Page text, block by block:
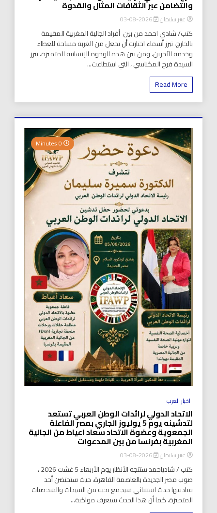
والتضامن عبر الثقافات المثال والقدوة
عبير سليمان 2026-08-03
كتب/ شادي احمد من بين أفراد الجالية المغربية المقيمة
بالخارج، تبرز أسماء اختارت أن تجعل من الغربة مساحة للعطاء
وخدمة الآخرين، ومن بين هذه الوجوه الإنسانية المتميزة، تبرز
السيدة فرح المكناسي ، التي استطاعت...
Read More
اخبار العرب
الاتحاد الدولي لرائدات الوطن العربي تستعد
لتدشينه يوم 5 يوليوز الجاري بمصر الفاعلة
الجمعوية وعضوة الاتحاد سعاد اعياط من الجالية
المغربية بفرنسا من بين المدعوات
عبير سليمان 2026-08-03
كتب / شادياحمد ستتجه الأنظار يوم الأربعاء 5 غشت 2026 ،
صوب مصر الجديدة بالعاصمة القاهرة، حيث ستحتضن أحد
فنادقها حدث استثنائي سيجمع نخبة من السيدات والشخصيات
المتميزة، كما أن هذا الحدث سيعرف مواكبة...